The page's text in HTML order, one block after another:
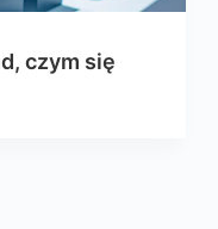
czym się